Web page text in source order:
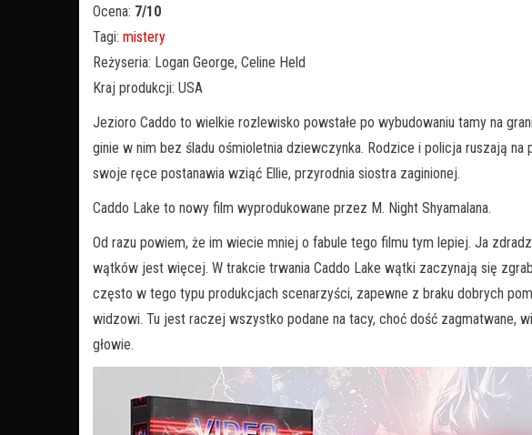
Ocena: 7/10
Tagi: mistery
Reżyseria: Logan George, Celine Held
Kraj produkcji: USA
Jezioro Caddo to wielkie rozlewisko powstałe po wybudowaniu tamy na
ginie w nim bez śladu ośmioletnia dziewczynka. Rodzice i policja ruszają na
swoje ręce postanawia wziąć Ellie, przyrodnia siostra zaginionej.
Caddo Lake to nowy film wyprodukowane przez M. Night Shyamalana.
Od razu powiem, że im wiecie mniej o fabule tego filmu tym lepiej. Ja
wątków jest więcej. W trakcie trwania Caddo Lake wątki zaczynają się
często w tego typu produkcjach scenarzyści, zapewne z braku dobrych
widzowi. Tu jest raczej wszystko podane na tacy, choć dość zagmatwane,
głowie.